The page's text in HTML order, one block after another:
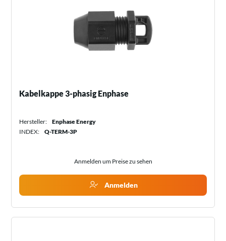
Kabelkappe 3-phasig Enphase
Hersteller:
Enphase Energy
INDEX:
Q-TERM-3P
Anmelden um Preise zu sehen
Anmelden